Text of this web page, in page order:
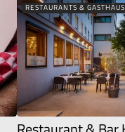
RESTAURANTS &